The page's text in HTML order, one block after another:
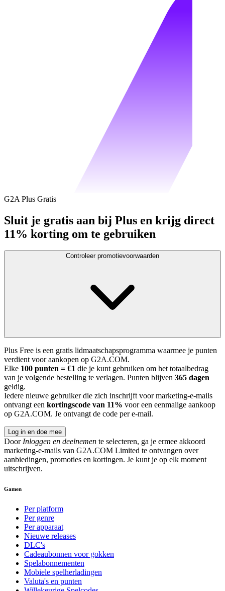
G2A Plus Gratis
Sluit je gratis aan bij Plus en krijg direct
11% korting om te gebruiken
Controleer promotievoorwaarden
Plus Free is een gratis lidmaatschapsprogramma waarmee je punten
verdient voor aankopen op G2A.COM.
Elke 100 punten = €1 die je kunt gebruiken om het totaalbedrag
van je volgende bestelling te verlagen. Punten blijven 365 dagen
geldig.
Iedere nieuwe gebruiker die zich inschrijft voor marketing-e-mails
ontvangt een kortingscode van 11% voor een eenmalige aankoop
op G2A.COM. Je ontvangt de code per e-mail.
Log in en doe mee
DoorInloggen en deelnemen te selecteren, ga je ermee akkoord
marketing-e-mails van G2A.COM Limited te ontvangen over
aanbiedingen, promoties en kortingen. Je kunt je op elk moment
uitschrijven.
Gamen
Per platform
Per genre
Per apparaat
Nieuwe releases
DLC's
Cadeaubonnen voor gokken
Spelabonnementen
Mobiele spelherladingen
Valuta's en punten